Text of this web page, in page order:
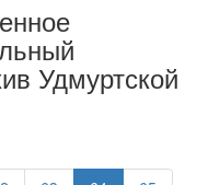
Удмуртской